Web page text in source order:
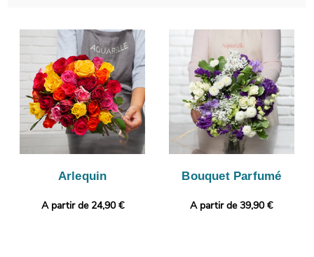
votre bouquet. Àvant de l’expédier, votre bouquet sera pris en
photo. Ensuite, nous vous ferons parvenir cette photo par e-
mail, avant d’envoyer votre bouquet, à votre destinataire, à
Pluguffan. Vous désirez ajouter une touche qui vous ressemble
? Gratuitement et en quelques clics, vous pourrez ajouter une
photo ou un message à votre commande.
Arlequin
A partir de 24,90 €
Bouquet Parfumé
A partir de 39,90 €